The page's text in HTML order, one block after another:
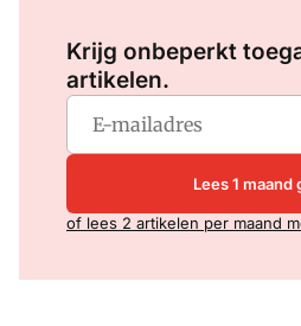
Krijg onbeperkt
artikelen.
Lees 1 maand
of lees 2 artikelen per maand